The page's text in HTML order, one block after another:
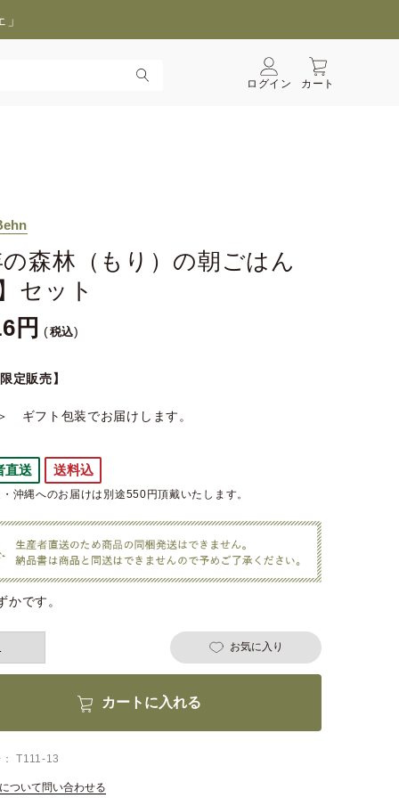
ログイン カート
森林（もり）の朝ごはん
セット
税込
定販売】
ギフト包装でお届けします。
直送 送料込
沖縄へのお届けは別途550円頂戴いたします。
かです。
お気に入り
カートに入れる
T111-13
ついて問い合わせる